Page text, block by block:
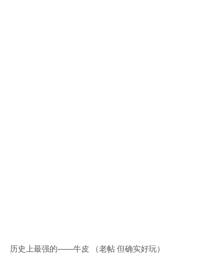
历史上最强的——牛皮 （老帖 但确实好玩）